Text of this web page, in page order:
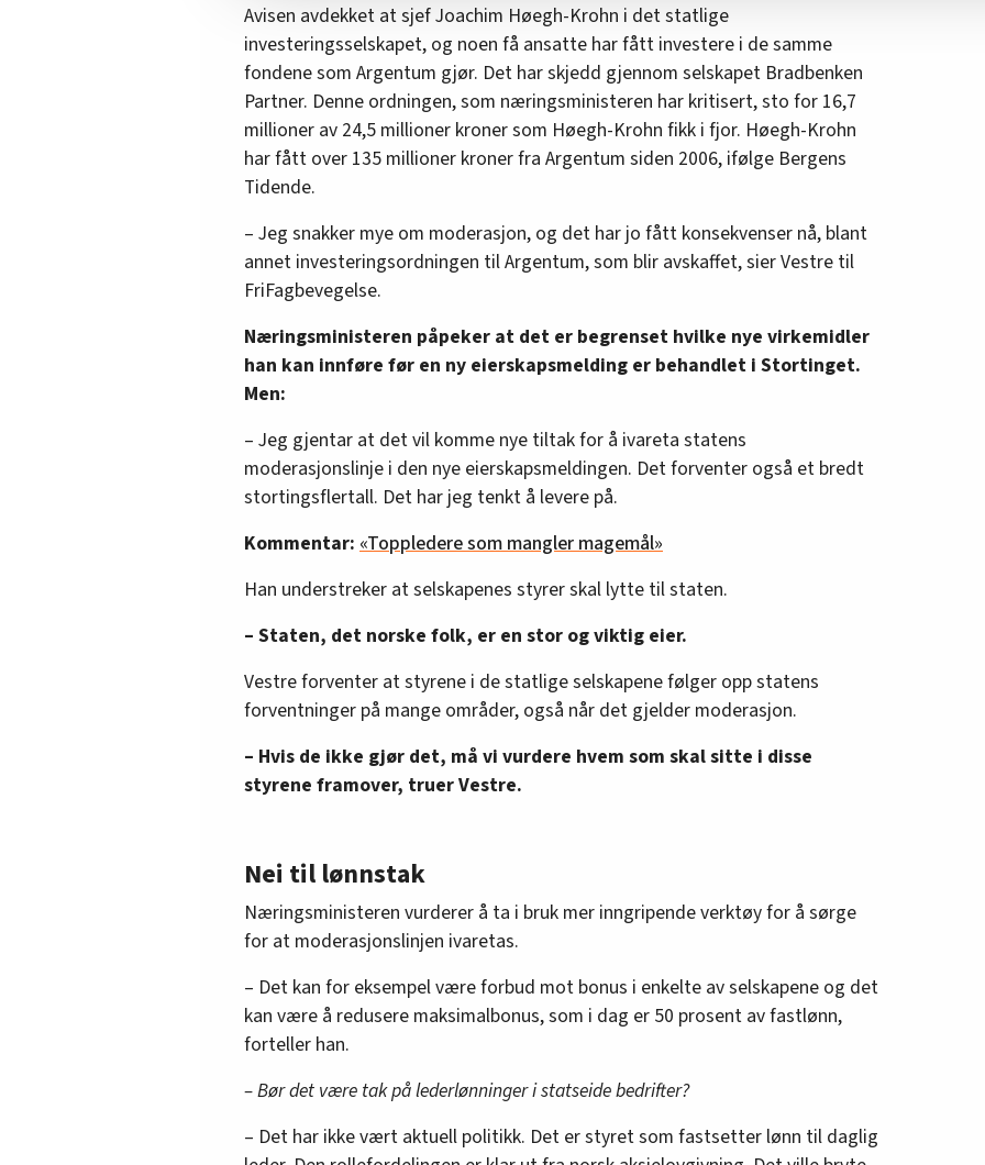
Avisen avdekket at sjef Joachim Høegh-Krohn i det statlige
investeringsselskapet, og noen få ansatte har fått investere i de samme
fondene som Argentum gjør. Det har skjedd gjennom selskapet Bradbenken
Partner. Denne ordningen, som næringsministeren har kritisert, sto for 16,7
millioner av 24,5 millioner kroner som Høegh-Krohn fikk i fjor. Høegh-Krohn
har fått over 135 millioner kroner fra Argentum siden 2006, ifølge Bergens
Tidende.
– Jeg snakker mye om moderasjon, og det har jo fått konsekvenser nå, blant
annet investeringsordningen til Argentum, som blir avskaffet, sier Vestre til
FriFagbevegelse.
Næringsministeren påpeker at det er begrenset hvilke nye virkemidler
han kan innføre før en ny eierskapsmelding er behandlet i Stortinget.
Men:
– Jeg gjentar at det vil komme nye tiltak for å ivareta statens
moderasjonslinje i den nye eierskapsmeldingen. Det forventer også et bredt
stortingsflertall. Det har jeg tenkt å levere på.
Kommentar: «Toppledere som mangler magemål»
Han understreker at selskapenes styrer skal lytte til staten.
– Staten, det norske folk, er en stor og viktig eier.
Vestre forventer at styrene i de statlige selskapene følger opp statens
forventninger på mange områder, også når det gjelder moderasjon.
– Hvis de ikke gjør det, må vi vurdere hvem som skal sitte i disse
styrene framover, truer Vestre.
Nei til lønnstak
Næringsministeren vurderer å ta i bruk mer inngripende verktøy for å sørge
for at moderasjonslinjen ivaretas.
– Det kan for eksempel være forbud mot bonus i enkelte av selskapene og det
kan være å redusere maksimalbonus, som i dag er 50 prosent av fastlønn,
forteller han.
– Bør det være tak på lederlønninger i statseide bedrifter?
– Det har ikke vært aktuell politikk. Det er styret som fastsetter lønn til daglig